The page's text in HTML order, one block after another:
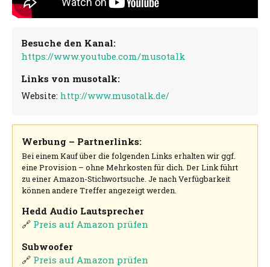
Besuche den Kanal:
https://www.youtube.com/musotalk
Links von musotalk:
Website: http://www.musotalk.de/
Werbung – Partnerlinks:
Bei einem Kauf über die folgenden Links erhalten wir ggf.
eine Provision – ohne Mehrkosten für dich. Der Link führt
zu einer Amazon-Stichwortsuche. Je nach Verfügbarkeit
können andere Treffer angezeigt werden.
Hedd Audio Lautsprecher
🔗 Preis auf Amazon prüfen
Subwoofer
🔗 Preis auf Amazon prüfen